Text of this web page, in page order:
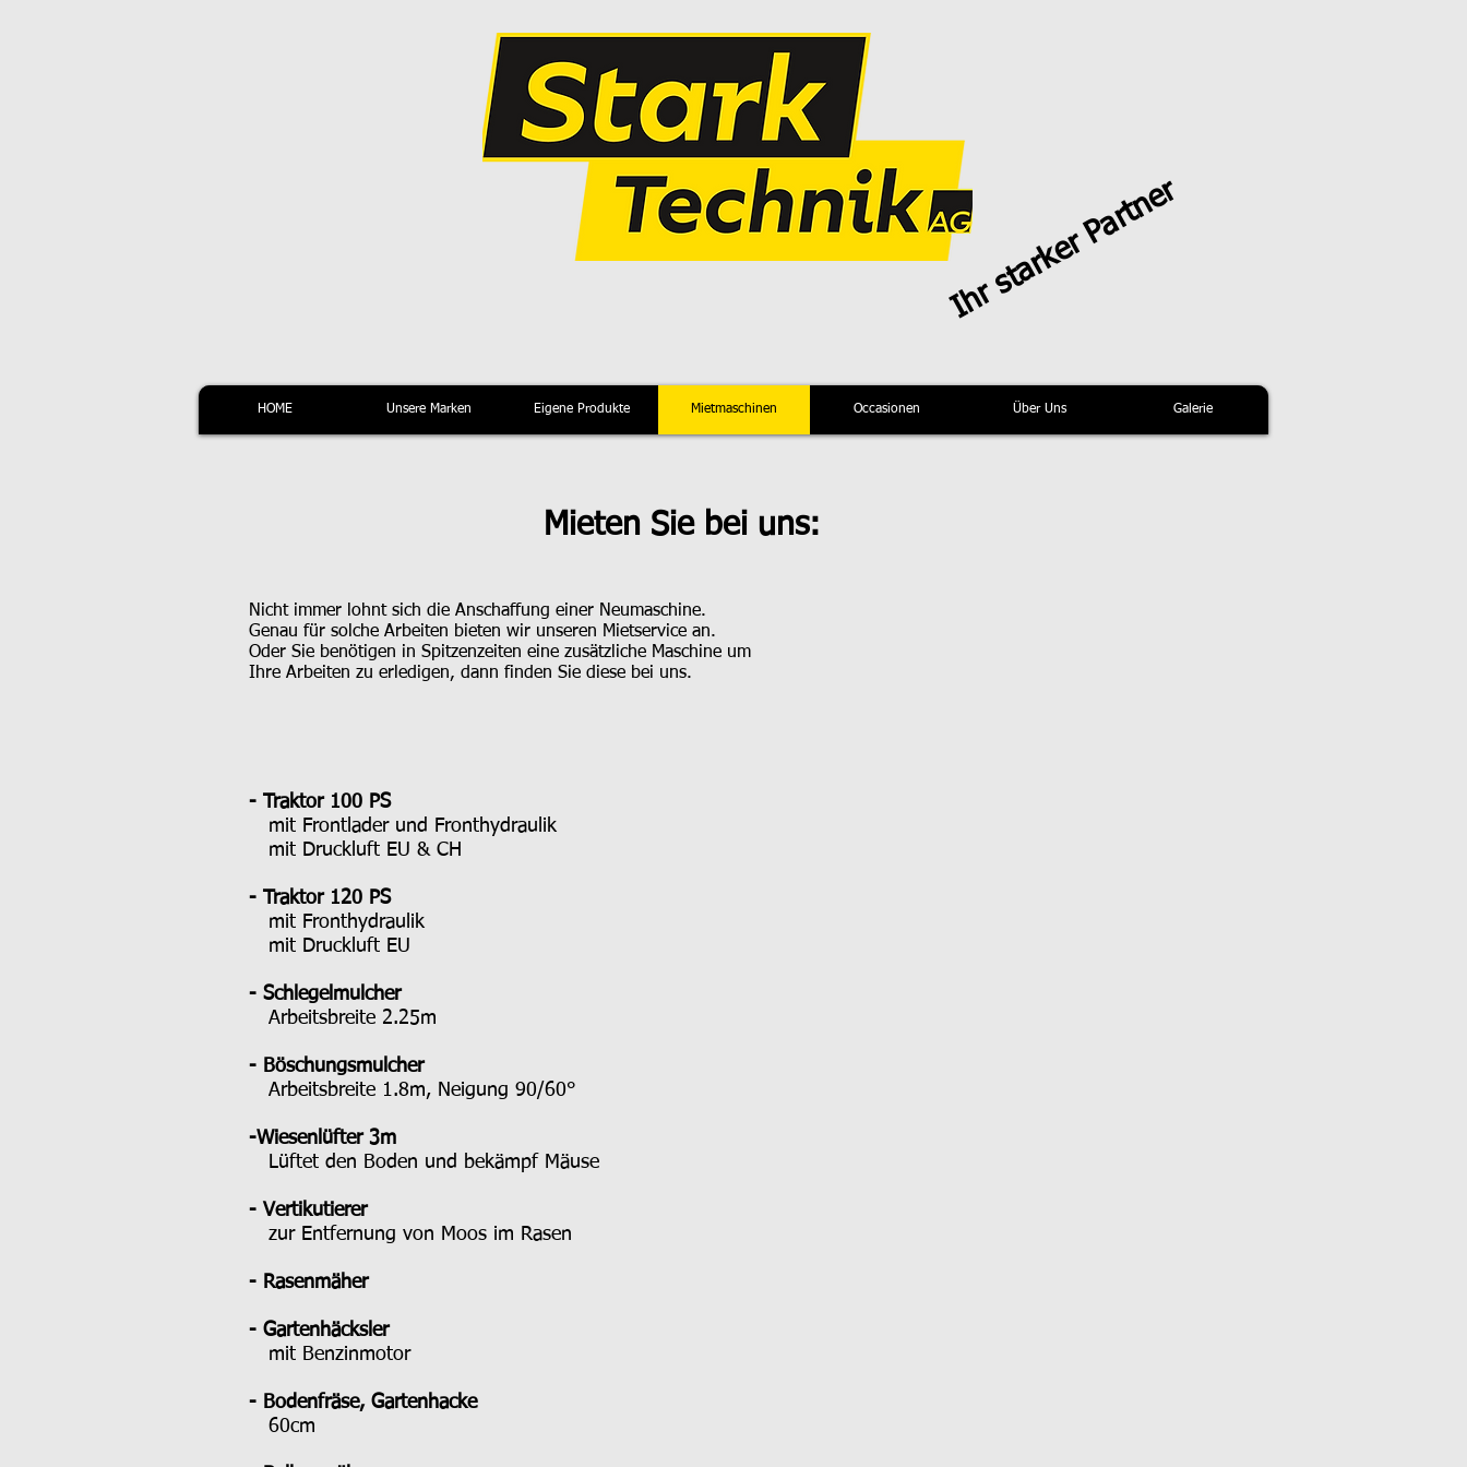
Ihr starker Partner
HOME Unsere Marken Eigene Produkte Mietmaschinen Occasionen Über Uns Galerie
Mieten Sie bei uns:
Nicht immer lohnt sich die Anschaffung einer Neumaschine.
Genau für solche Arbeiten bieten wir unseren Mietservice an.
Oder Sie benötigen in Spitzenzeiten eine zusätzliche Maschine um
Ihre Arbeiten zu erledigen, dann finden Sie diese bei uns.
- Traktor 100 PS
mit Frontlader und Fronthydraulik
mit Druckluft EU & CH
- Traktor 120 PS
mit Fronthydraulik
mit Druckluft EU
- Schlegelmulcher
Arbeitsbreite 2.25m
- Böschungsmulcher
Arbeitsbreite 1.8m, Neigung 90/60°
-Wiesenlüfter 3m
Lüftet den Boden und bekämpf Mäuse
- Vertikutierer
zur Entfernung von Moos im Rasen
- Rasenmäher
- Gartenhäcksler
mit Benzinmotor
- Bodenfräse, Gartenhacke
60cm